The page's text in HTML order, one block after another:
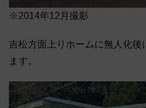
※2014年12月撮影
吉松方面上りホームに無人化後
ます。